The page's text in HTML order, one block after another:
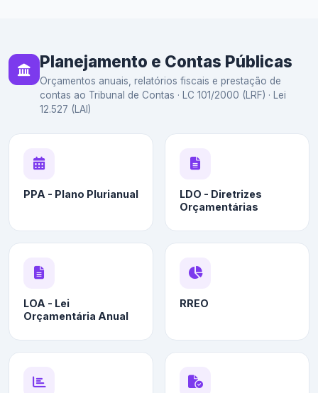
Planejamento e Contas Públicas
Orçamentos anuais, relatórios fiscais e prestação de
contas ao Tribunal de Contas · LC 101/2000 (LRF) · Lei
12.527 (LAI)
PPA - Plano Plurianual
LDO - Diretrizes
Orçamentárias
LOA - Lei
Orçamentária Anual
RREO